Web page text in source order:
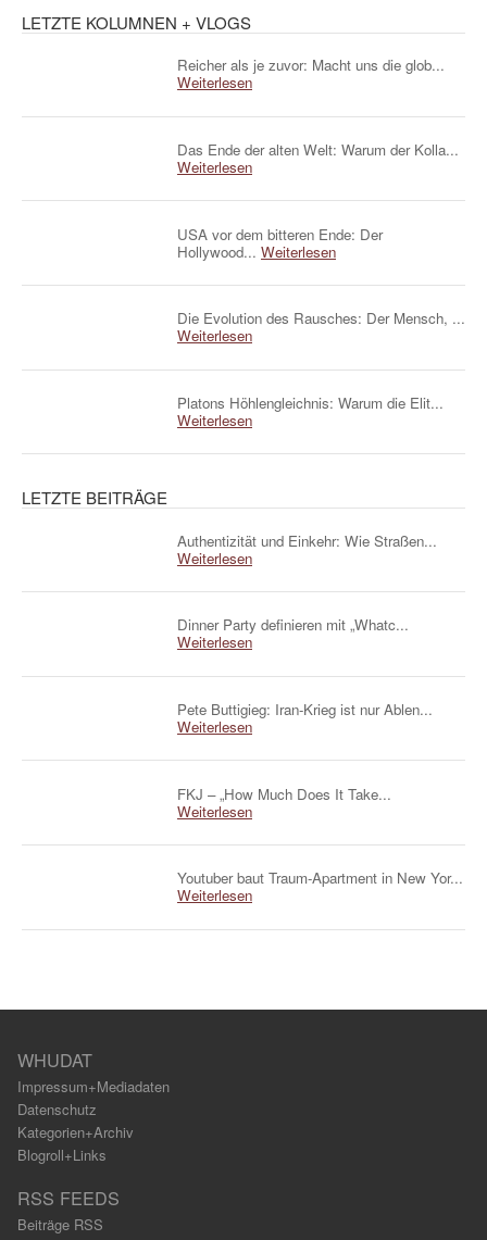
LETZTE KOLUMNEN + VLOGS
Reicher als je zuvor: Macht uns die glob...
Weiterlesen
Das Ende der alten Welt: Warum der Kolla...
Weiterlesen
USA vor dem bitteren Ende: Der
Hollywood... Weiterlesen
Die Evolution des Rausches: Der Mensch, ...
Weiterlesen
Platons Höhlengleichnis: Warum die Elit...
Weiterlesen
LETZTE BEITRÄGE
Authentizität und Einkehr: Wie Straßen...
Weiterlesen
Dinner Party definieren mit „Whatc...
Weiterlesen
Pete Buttigieg: Iran-Krieg ist nur Ablen...
Weiterlesen
FKJ – „How Much Does It Take...
Weiterlesen
Youtuber baut Traum-Apartment in New Yor...
Weiterlesen
WHUDAT
Impressum+Mediadaten
Datenschutz
Kategorien+Archiv
Blogroll+Links
RSS FEEDS
Beiträge RSS